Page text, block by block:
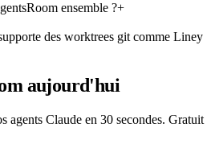
ensemble ?+
des worktrees git comme Liney
aujourd'hui
agents Claude en 30 secondes. Gratuit